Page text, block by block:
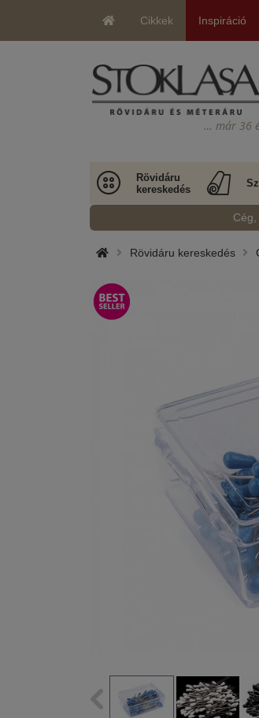
Cikkek Inspiráció
… már 36
Rövidáru
kereskedés
Rövidáru kereskedés